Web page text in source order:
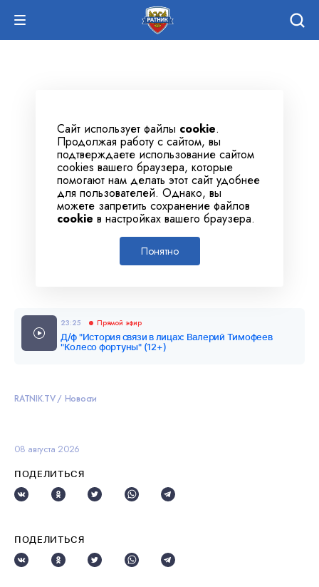
Сайт использует файлы cookie.
Продолжая работу с сайтом, вы
подтверждаете использование сайтом
cookies вашего браузера, которые
помогают нам делать этот сайт удобнее
для пользователей. Однако, вы
можете запретить сохранение файлов
cookie в настройках вашего браузера.
Понятно
23:25 Прямой эфир
Д/ф "История связи в лицах: Валерий Тимофеев
"Колесо фортуны" (12+)
RATNIK.TV Новости
08 августа 2026
ПОДЕЛИТЬСЯ
ПОДЕЛИТЬСЯ